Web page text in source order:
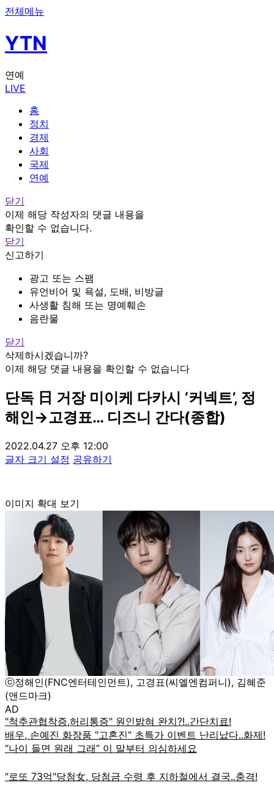
전체메뉴
YTN
연예
LIVE
홈
정치
경제
사회
국제
연예
닫기
이제 해당 작성자의 댓글 내용을
확인할 수 없습니다.
닫기
신고하기
광고 또는 스팸
유언비어 및 욕설, 도배, 비방글
사생활 침해 또는 명예훼손
음란물
닫기
삭제하시겠습니까?
이제 해당 댓글 내용을 확인할 수 없습니다
단독 日 거장 미이케 다카시 ‘커넥트’, 정
해인→고경표… 디즈니 간다(종합)
2022.04.27 오후 12:00
글자 크기 설정 공유하기
이미지 확대 보기
ⓒ정해인(FNC엔터테인먼트), 고경표(씨엘엔컴퍼니), 김혜준
(앤드마크)
AD